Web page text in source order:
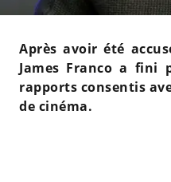
Après avoir été
James Franco a fini
rapports consentis
de cinéma.